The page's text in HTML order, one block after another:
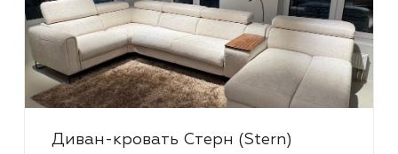
Диван-кровать Стерн (Stern)